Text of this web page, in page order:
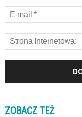
ZOBACZ TEŻ